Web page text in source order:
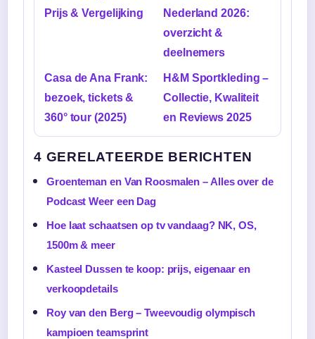
Prijs & Vergelijking
Nederland 2026:
overzicht &
deelnemers
Casa de Ana Frank:
bezoek, tickets &
360° tour (2025)
H&M Sportkleding –
Collectie, Kwaliteit
en Reviews 2025
4 GERELATEERDE BERICHTEN
Groenteman en Van Roosmalen – Alles over de
Podcast Weer een Dag
Hoe laat schaatsen op tv vandaag? NK, OS,
1500m & meer
Kasteel Dussen te koop: prijs, eigenaar en
verkoopdetails
Roy van den Berg – Tweevoudig olympisch
kampioen teamsprint